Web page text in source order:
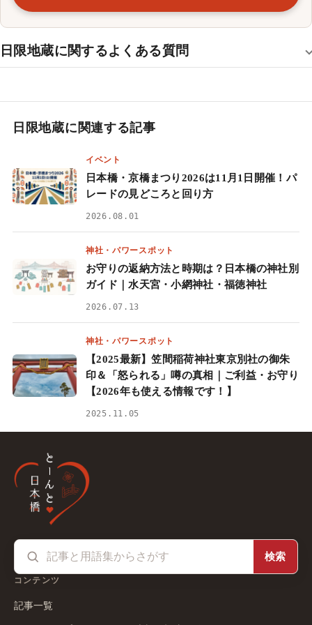
日限地蔵に関するよくある質問
日限地蔵に関連する記事
イベント
日本橋・京橋まつり2026は11月1日開催！パ
レードの見どころと回り方
2026.08.01
神社・パワースポット
お守りの返納方法と時期は？日本橋の神社別
ガイド｜水天宮・小網神社・福徳神社
2026.07.13
神社・パワースポット
【2025最新】笠間稲荷神社東京別社の御朱
印＆「怒られる」噂の真相｜ご利益・お守り
【2026年も使える情報です！】
2025.11.05
検索
コンテンツ
記事一覧